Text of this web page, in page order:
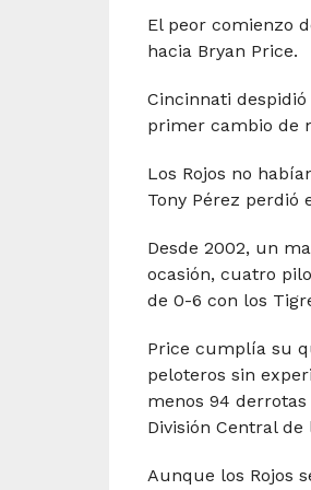
El peor comienzo
hacia Bryan Price.
Cincinnati
primer cambio de
Los Rojos no
Tony Pérez perdió
Desde 2002, un
ocasión, cuatro
de 0-6 con los
Price cumplía su
peloteros sin
menos 94
División Central de
Aunque los Rojos